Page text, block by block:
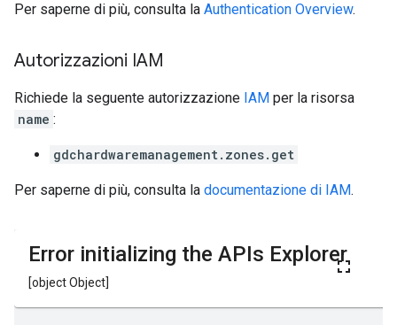
Per saperne di più, consulta la Authentication Overview.
Autorizzazioni IAM
Richiede la seguente autorizzazione IAM per la risorsa
name :
gdchardwaremanagement.zones.get
Per saperne di più, consulta la documentazione di IAM.